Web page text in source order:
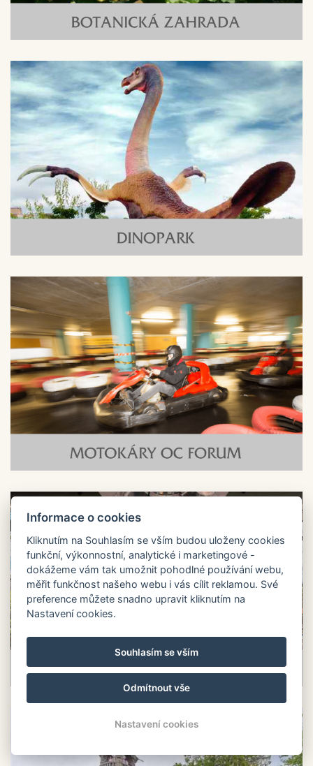
Informace o cookies
Kliknutím na Souhlasím se vším budou uloženy cookies
funkční, výkonnostní, analytické i marketingové -
dokážeme vám tak umožnit pohodlné používání webu,
měřit funkčnost našeho webu i vás cílit reklamou. Své
preference můžete snadno upravit kliknutím na
Nastavení cookies.
Souhlasím se vším
Odmítnout vše
Nastavení cookies